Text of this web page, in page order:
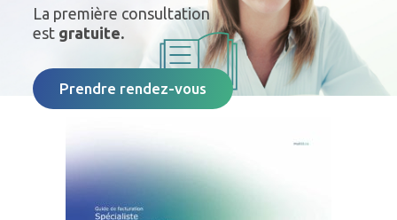
La première consultation
est gratuite.
Prendre rendez-vous